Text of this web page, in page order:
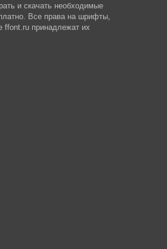
и скачать необходимые
Все права на шрифты,
ffont.ru принадлежат их